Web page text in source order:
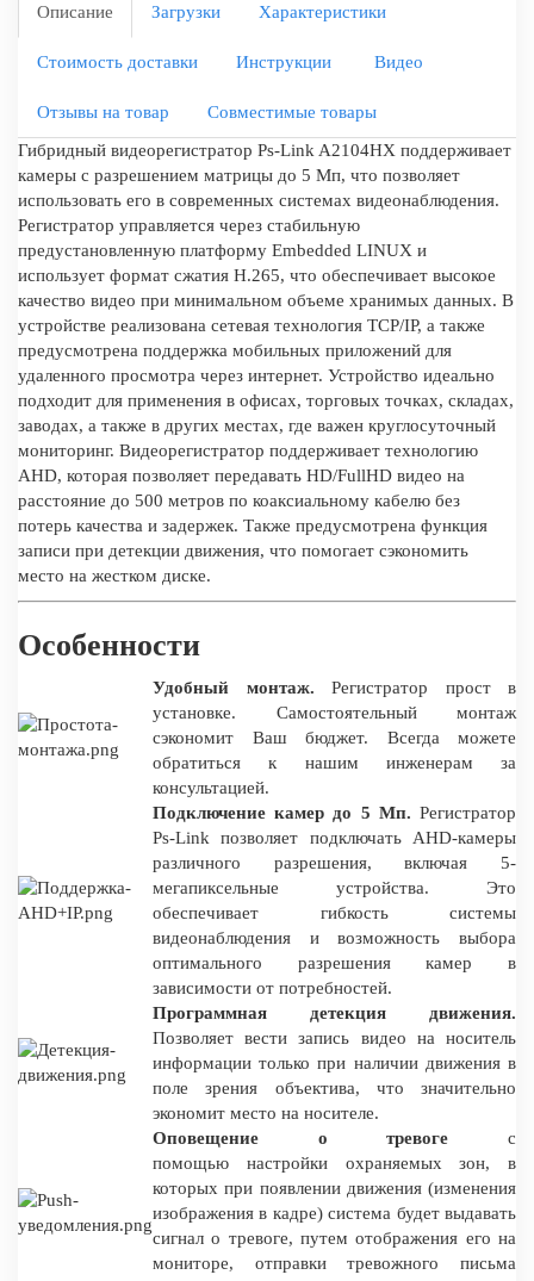
Описание Загрузки Характеристики
Стоимость доставки Инструкции Видео
Отзывы на товар
Совместимые товары
Гибридный видеорегистратор Ps-Link A2104HX поддерживает
камеры с разрешением матрицы до 5 Мп, что позволяет
использовать его в современных системах видеонаблюдения.
Регистратор управляется через стабильную
предустановленную платформу Embedded LINUX и
использует формат сжатия H.265, что обеспечивает высокое
качество видео при минимальном объеме хранимых данных. В
устройстве реализована сетевая технология TCP/IP, а также
предусмотрена поддержка мобильных приложений для
удаленного просмотра через интернет. Устройство идеально
подходит для применения в офисах, торговых точках, складах,
заводах, а также в других местах, где важен круглосуточный
мониторинг. Видеорегистратор поддерживает технологию
AHD, которая позволяет передавать HD/FullHD видео на
расстояние до 500 метров по коаксиальному кабелю без
потерь качества и задержек. Также предусмотрена функция
записи при детекции движения, что помогает сэкономить
место на жестком диске.
Особенности
Удобный монтаж. Регистратор прост в
установке. Самостоятельный монтаж
сэкономит Ваш бюджет. Всегда можете
обратиться к нашим инженерам за
консультацией.
Подключение камер до 5 Мп. Регистратор
Ps-Link позволяет подключать AHD-камеры
различного разрешения, включая 5-
мегапиксельные устройства. Это
обеспечивает гибкость системы
видеонаблюдения и возможность выбора
оптимального разрешения камер в
зависимости от потребностей.
Программная детекция движения.
Позволяет вести запись видео на носитель
информации только при наличии движения в
поле зрения объектива, что значительно
экономит место на носителе.
Оповещение о тревоге с
помощью настройки охраняемых зон, в
которых при появлении движения (изменения
изображения в кадре) система будет выдавать
сигнал о тревоге, путем отображения его на
мониторе, отправки тревожного письма